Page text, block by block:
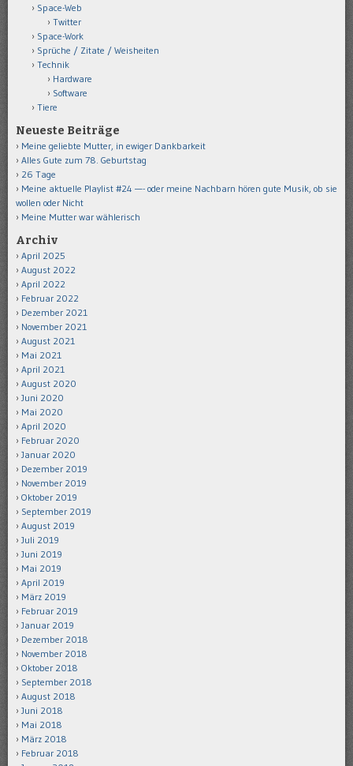
Space-Web
Twitter
Space-Work
Sprüche / Zitate / Weisheiten
Technik
Hardware
Software
Tiere
Neueste Beiträge
Meine geliebte Mutter, in ewiger Dankbarkeit
Alles Gute zum 78. Geburtstag
26 Tage
Meine aktuelle Playlist #24 —- oder meine Nachbarn hören gute Musik, ob sie
wollen oder Nicht
Meine Mutter war wählerisch
Archiv
April 2025
August 2022
April 2022
Februar 2022
Dezember 2021
November 2021
August 2021
Mai 2021
April 2021
August 2020
Juni 2020
Mai 2020
April 2020
Februar 2020
Januar 2020
Dezember 2019
November 2019
Oktober 2019
September 2019
August 2019
Juli 2019
Juni 2019
Mai 2019
April 2019
März 2019
Februar 2019
Januar 2019
Dezember 2018
November 2018
Oktober 2018
September 2018
August 2018
Juni 2018
Mai 2018
März 2018
Februar 2018